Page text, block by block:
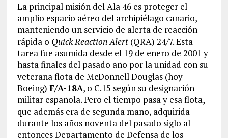
La principal misión del Ala 46 es proteger el
amplio espacio aéreo del archipiélago canario,
manteniendo un servicio de alerta de reacción
rápida o Quick Reaction Alert(QRA) 24/7. Esta
tarea fue asumida desde el 19 de enero de 2001 y
hasta finales del pasado año por la unidad con su
veterana flota de McDonnell Douglas (hoy
Boeing) F/A-18A, o C.15 según su designación
militar española. Pero el tiempo pasa y esa flota,
que además era de segunda mano, adquirida
durante los años noventa del pasado siglo al
entonces Departamento de Defensa de los